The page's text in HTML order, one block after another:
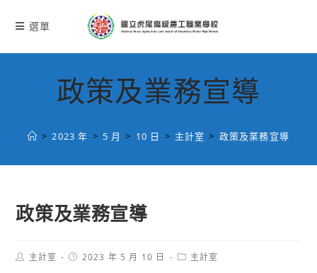
選單
政策及業務宣導
> 2023 年 > 5 月 > 10 日 > 主計室 > 政策及業務宣導
政策及業務宣導
Post主計室
Post2023 年 5 月 10 日
Post主計室